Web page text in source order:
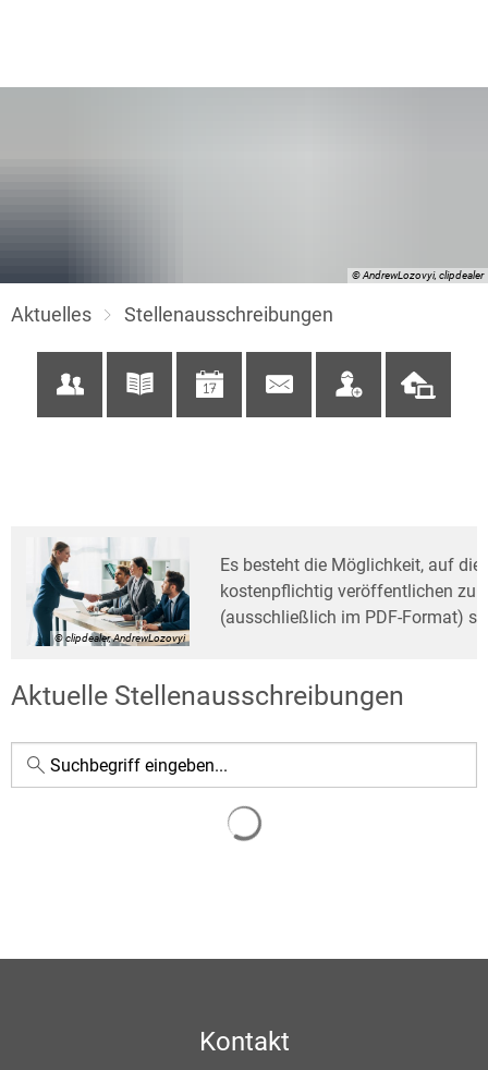
© AndrewLozovyi, clipdealer
Aktuelles Stellenausschreibungen
Stellenausschreibungen
© clipdealer, AndrewLozovyi
Es besteht die Möglichkeit, auf
kostenpflichtig veröffentlichen zu
(ausschließlich im PDF-Format)
Aktuelle Stellenausschreibungen
Kontakt